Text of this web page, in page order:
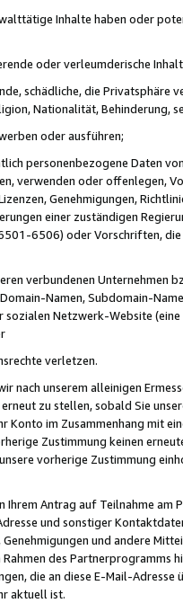
Inhalte haben oder
oder verleumderische
schädliche, die Privatsphäre
Nationalität, Behinderung,
oder ausführen;
personenbezogene Daten
verwenden oder offenlegen,
Genehmigungen,
einer zuständigen
6506) oder Vorschriften,
verbundenen Unternehmen
Namen, Subdomain-
Netzwerk-Website
verletzen.
nach unserem alleinigen
zu stellen, sobald Sie
Konto im Zusammenhang mit
Zustimmung keinen
vorherige Zustimmung
Ihrem Antrag auf Teilnahme
und sonstiger
und andere
des Partnerprogramms
die an diese E-Mail-
aktuell ist.